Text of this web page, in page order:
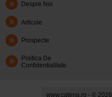
Despre Noi
Articole
Prospecte
Politica De
Confidentialitate
www.catena.ro - © 2026